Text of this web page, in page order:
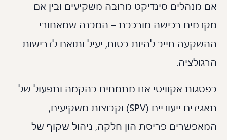
מנהלים סינדיקט מרובה משקיעים ובין אם
רכישה מורכבת – המבנה שמאחורי
חייב להיות בטוח, יעיל ותואם לדרישות
אקוויטי אנו מתמחים בהקמה ותפעול של
תאגידים ייעודיים (SPV) וקבוצות משקיעים,
פריסת הון חלקה, ניהול שקוף של